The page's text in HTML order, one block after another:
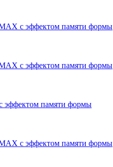
с эффектом памяти формы
с эффектом памяти формы
памяти формы
с эффектом памяти формы